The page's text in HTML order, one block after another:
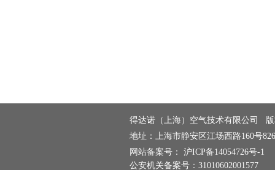
得达诺（上海）空气技术有限公司
地址：上海市静安区江场西路160号
网站备案号： 沪ICP备14054726号-1
公安机关备案号： 31010602001577